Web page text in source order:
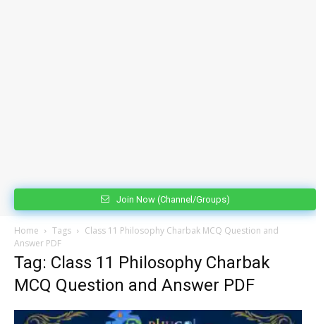
Join Now (Channel/Groups)
Home Tags
Class 11 Philosophy Charbak MCQ Question and
Answer PDF
Tag: Class 11 Philosophy Charbak
MCQ Question and Answer PDF